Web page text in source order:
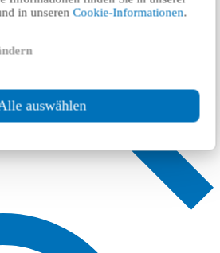
in unserenCookie-Informationen.
auswählen